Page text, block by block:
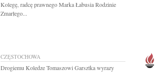
Kolegę, radcę prawnego Marka Łabusia Rodzinie
Zmarłego...
CZĘSTOCHOWA
Drogiemu Koledze Tomaszowi Garsztka wyrazy